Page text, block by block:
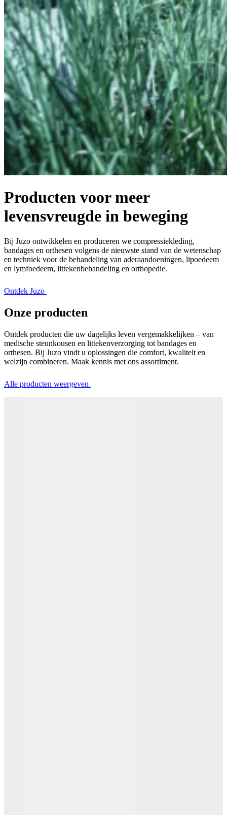
Producten voor meer
levensvreugde in beweging
Bij Juzo ontwikkelen en produceren we compressiekleding,
bandages en orthesen volgens de nieuwste stand van de wetenschap
en techniek voor de behandeling van aderaandoeningen, lipoedeem
en lymfoedeem, littekenbehandeling en orthopedie.
Ontdek Juzo
Onze producten
Ontdek producten die uw dagelijks leven vergemakkelijken – van
medische steunkousen en littekenverzorging tot bandages en
orthesen. Bij Juzo vindt u oplossingen die comfort, kwaliteit en
welzijn combineren. Maak kennis met ons assortiment.
Alle producten weergeven